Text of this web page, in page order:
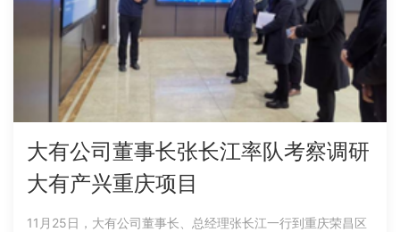
大有公司董事长张长江率队考察调研
大有产兴重庆项目
11月25日，大有公司董事长、总经理张长江一行到重庆荣昌区